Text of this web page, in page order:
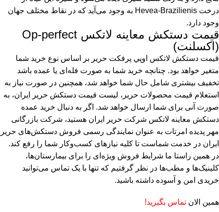
درخت Hevea-Brazilienis به وجود می‌آید که در نقاط مختلف جهان
وجود دارد.
قیمت دستکش معاینه لاتکس Op-perfect
(اکسلنت)
قیمت دستکش لاتکس اوپي پرفكت حریر بر اساس نوع خرید شما
متغیر خواهد بود. چنانچه خرید شما به صورت فله‌ای یا عمده باشد
تخفیف بیشتری شامل حال شما خواهد شد، همچنین در صورت نیاز به
استعلام قیمت محصولات حریر، لیست قیمت دستکش حریر ایران، به
صورت آنی برای شما ارسال خواهد شد. اگر به دنبال خرید عمده
دستکش معاینه لاتکس شرکت حریر ایران هستید، شرکت بازرگانی
مهر پدیده امرتات به عنوان نمایندگی رسمی فروش دستکش‌های حریر
ایران در خدمت شماست تا کلیه نیاز‌های کسب‌وکار شما را رفع کند.
در همین راستا ما شرایط فروش ویژه‌ای را برای بیمارستان‌ها،
کلینیک‌ها و مطب‌ها در نظر گرفتیم که تنها با یک تماس می‌توانید
خریدی امن و آسوده داشته باشید.
همین الان تماس بگیرید!